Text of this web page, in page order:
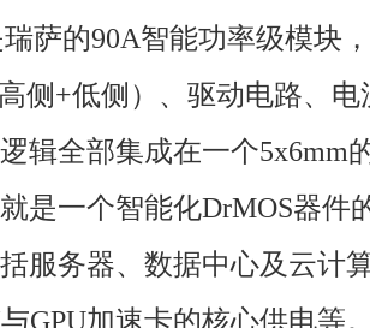
萨的90A智能功率级模块
侧+低侧）、驱动电路、
辑全部集成在一个5x6mm
是一个智能化DrMOS器件
服务器、数据中心及云计
GPU加速卡的核心供电等